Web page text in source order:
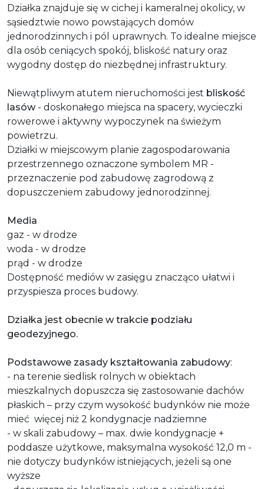
Działka znajduje się w cichej i kameralnej okolicy, w
sąsiedztwie nowo powstających domów
jednorodzinnych i pól uprawnych. To idealne miejsce
dla osób ceniących spokój, bliskość natury oraz
wygodny dostęp do niezbędnej infrastruktury.
Niewątpliwym atutem nieruchomości jest bliskość
lasów- doskonałego miejsca na spacery, wycieczki
rowerowe i aktywny wypoczynek na świeżym
powietrzu.
Działki w miejscowym planie zagospodarowania
przestrzennego oznaczone symbolem MR -
przeznaczenie pod zabudowę zagrodową z
dopuszczeniem zabudowy jednorodzinnej.
Media
gaz - w drodze
woda - w drodze
prąd - w drodze
Dostępność mediów w zasięgu znacząco ułatwi i
przyspiesza proces budowy.
Działka jest obecnie w trakcie podziału
geodezyjnego.
Podstawowe zasady kształtowania zabudowy:
- na terenie siedlisk rolnych w obiektach
mieszkalnych dopuszcza się zastosowanie dachów
płaskich – przy czym wysokość budynków nie może
mieć więcej niż 2 kondygnacje nadziemne
- w skali zabudowy – max. dwie kondygnacje +
poddasze użytkowe, maksymalna wysokość 12,0 m -
nie dotyczy budynków istniejących, jeżeli są one
wyższe